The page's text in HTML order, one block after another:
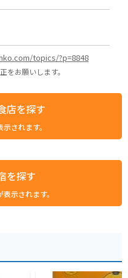
topics/?p=8848
をお願いします。
店を探す
されます。
を探す
示されます。